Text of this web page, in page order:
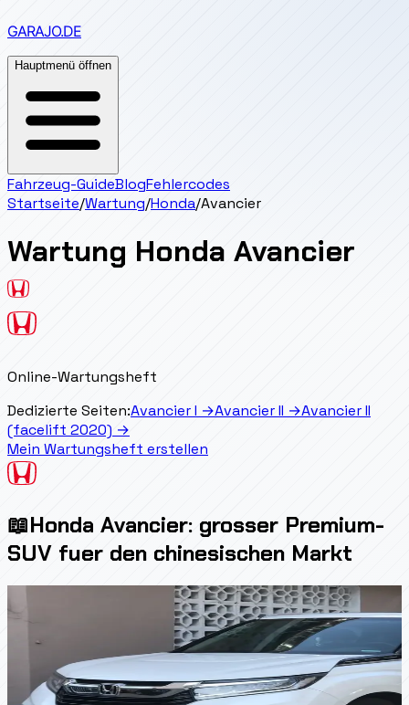
GARAJO.DE
Hauptmenü öffnen
Fahrzeug-GuideBlogFehlercodes
Startseite/Wartung/Honda/Avancier
Wartung Honda Avancier
Online-Wartungsheft
Dedizierte Seiten:Avancier I →Avancier II →Avancier II
(facelift 2020) →
Mein Wartungsheft erstellen
📖Honda Avancier: grosser Premium-
SUV fuer den chinesischen Markt